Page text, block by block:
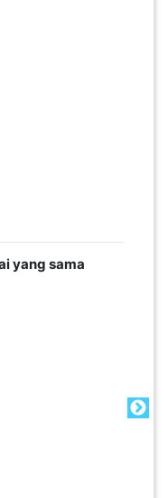
yang sama